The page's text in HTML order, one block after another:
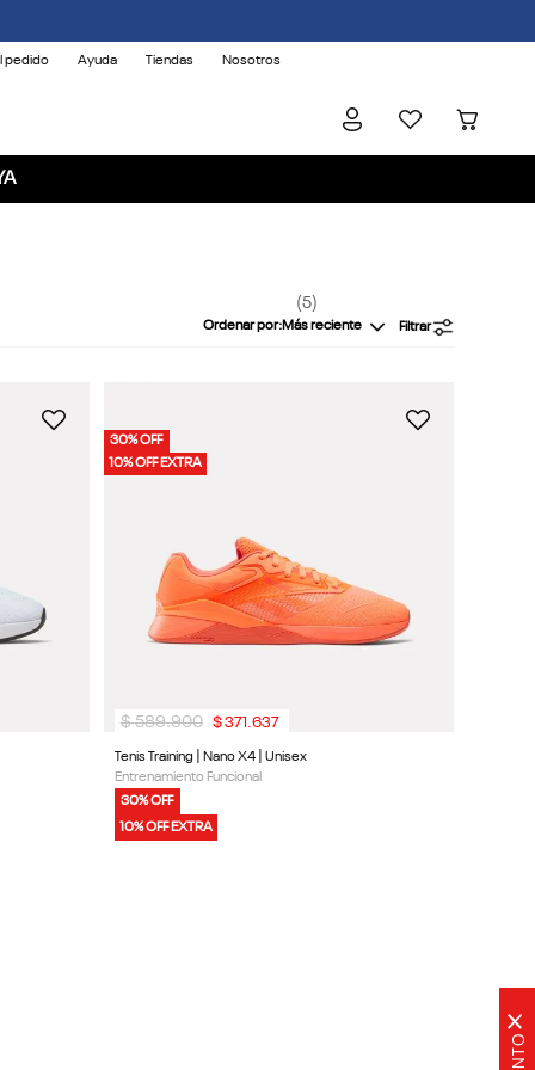
×
pedido Ayuda Tiendas Nosotros
5
Ordenar por Más reciente Filtrar
30% OFF
10% OFF EXTRA
Tenis Training | Nano X4 | Unisex
Entrenamiento Funcional
30% OFF
10% OFF EXTRA
$ 589.900 $371 .637